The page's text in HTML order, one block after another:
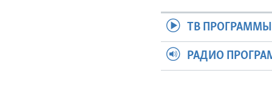
ТВ ПРОГРАММЫ
РАДИО